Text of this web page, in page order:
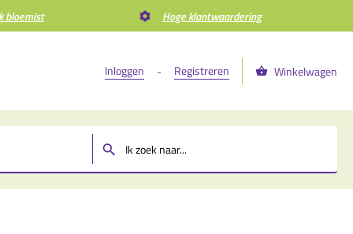
bloemist Hoge klantwaardering
Inloggen - Registreren Winkelwagen